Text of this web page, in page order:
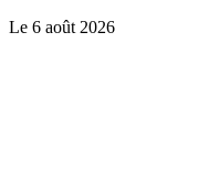
Le 6 août 2026